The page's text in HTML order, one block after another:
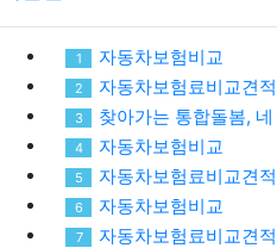
1 자동차보험비교
2 자동차보험료비교견
3 찾아가는 통합돌봄, 네 번째 발걸음!
4 자동차보험비교
5 자동차보험료비교견
6 자동차보험비교
7 자동차보험료비교견